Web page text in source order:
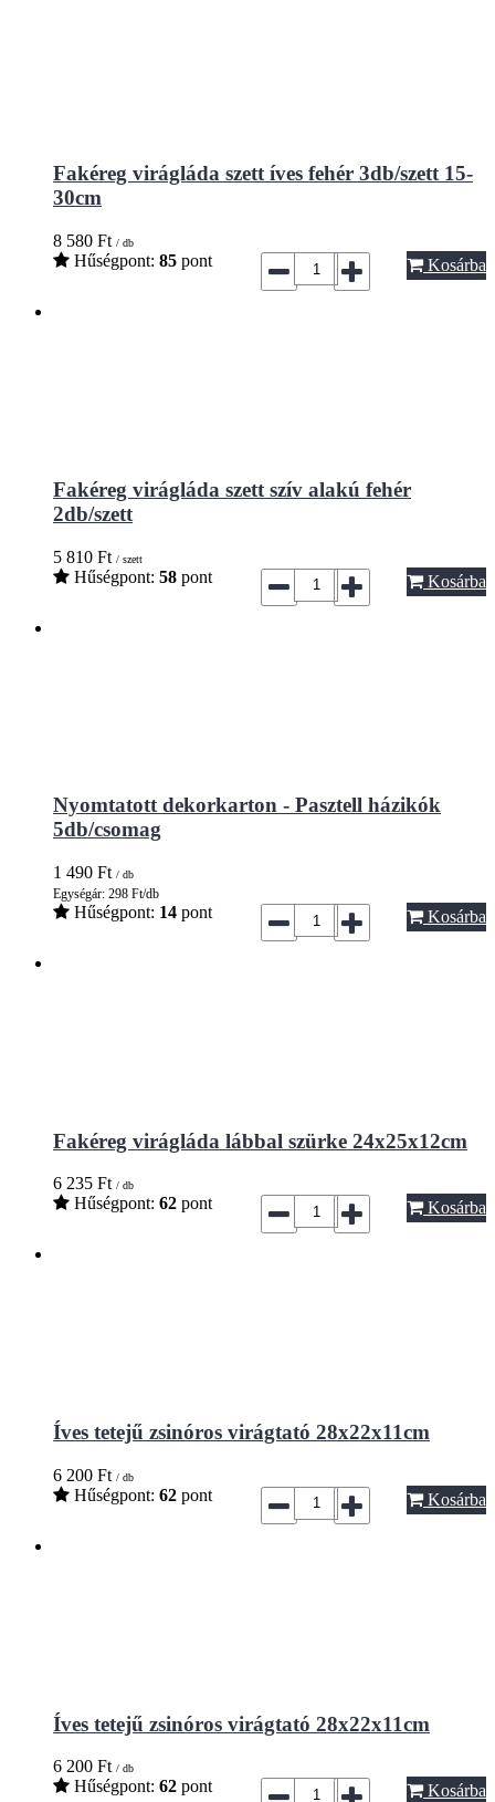
Fakéreg virágláda szett íves fehér 3db/szett 15-
30cm
8 580 Ft / db
Hűségpont: 85 pont Kosárba
Fakéreg virágláda szett szív alakú fehér
2db/szett
5 810 Ft / szett
Hűségpont: 58 pont Kosárba
Nyomtatott dekorkarton - Pasztell házikók
5db/csomag
1 490 Ft / db
Egységár: 298 Ft/db
Hűségpont: 14 pont Kosárba
Fakéreg virágláda lábbal szürke 24x25x12cm
6 235 Ft / db
Hűségpont: 62 pont Kosárba
Íves tetejű zsinóros virágtató 28x22x11cm
6 200 Ft / db
Hűségpont: 62 pont Kosárba
Íves tetejű zsinóros virágtató 28x22x11cm
6 200 Ft / db
Hűségpont: 62 pont Kosárba